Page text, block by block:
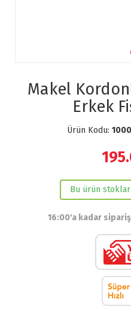
Makel
Erkek
Ürün Kodu:
Bu ürün
16:00'a kadar